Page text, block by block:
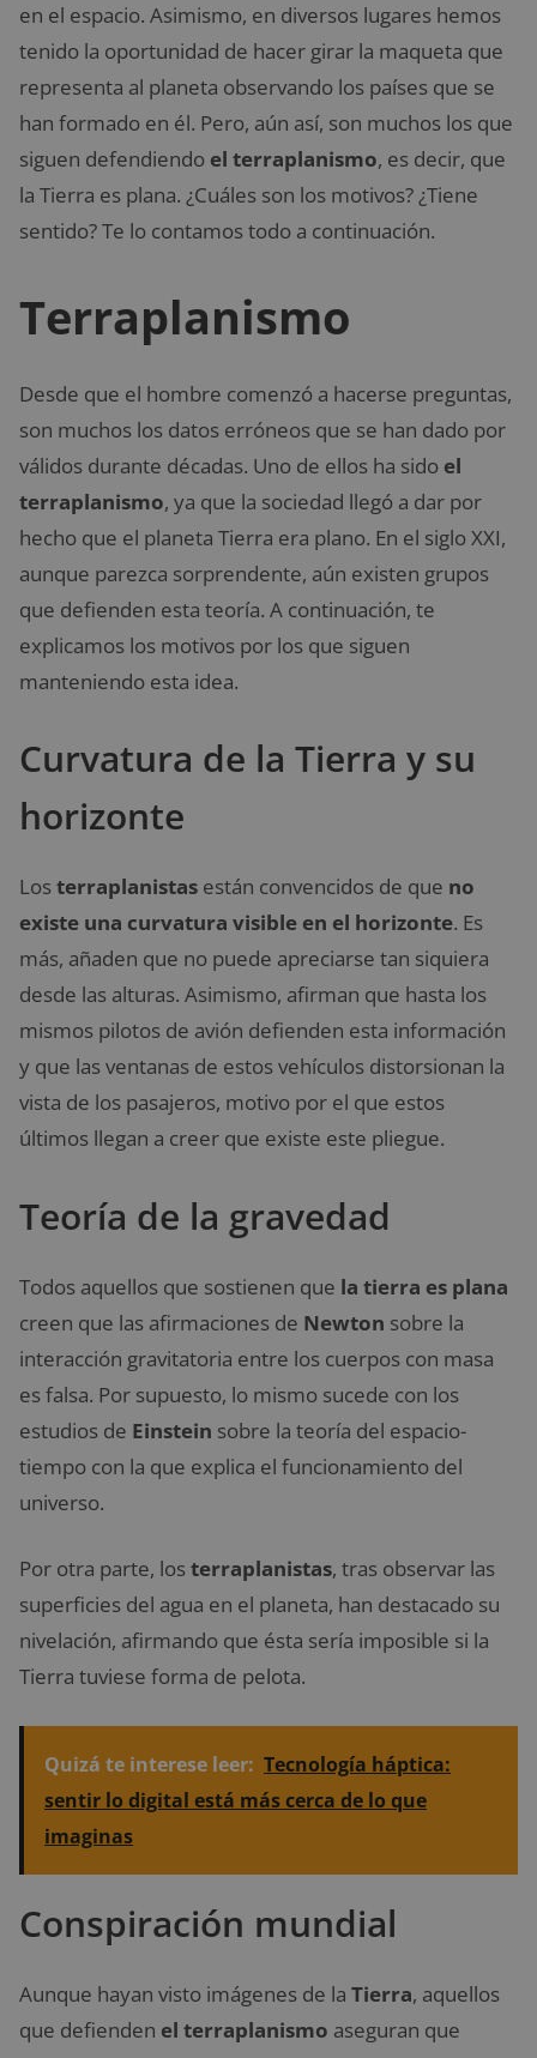
en el espacio. Asimismo, en diversos lugares hemos
tenido la oportunidad de hacer girar la maqueta que
representa al planeta observando los países que se
han formado en él. Pero, aún así, son muchos los que
siguen defendiendo el terraplanismo, es decir, que
la Tierra es plana. ¿Cuáles son los motivos? ¿Tiene
sentido? Te lo contamos todo a continuación.
Terraplanismo
Desde que el hombre comenzó a hacerse preguntas,
son muchos los datos erróneos que se han dado por
válidos durante décadas. Uno de ellos ha sido el
terraplanismo, ya que la sociedad llegó a dar por
hecho que el planeta Tierra era plano. En el siglo XXI,
aunque parezca sorprendente, aún existen grupos
que defienden esta teoría. A continuación, te
explicamos los motivos por los que siguen
manteniendo esta idea.
Curvatura de la Tierra y su
horizonte
Losterraplanistas están convencidos de que no
existe una curvatura visible en el horizonte. Es
más, añaden que no puede apreciarse tan siquiera
desde las alturas. Asimismo, afirman que hasta los
mismos pilotos de avión defienden esta información
y que las ventanas de estos vehículos distorsionan la
vista de los pasajeros, motivo por el que estos
últimos llegan a creer que existe este pliegue.
Teoría de la gravedad
Todos aquellos que sostienen que la tierra es plana
creen que las afirmaciones de Newton sobre la
interacción gravitatoria entre los cuerpos con masa
es falsa. Por supuesto, lo mismo sucede con los
estudios de Einstein sobre la teoría del espacio-
tiempo con la que explica el funcionamiento del
universo.
Por otra parte, losterraplanistas, tras observar las
superficies del agua en el planeta, han destacado su
nivelación, afirmando que ésta sería imposible si la
Tierra tuviese forma de pelota.
Quizá te interese leer: Tecnología háptica:
sentir lo digital está más cerca de lo que
imaginas
Conspiración mundial
Aunque hayan visto imágenes de la Tierra, aquellos
que defienden el terraplanismo aseguran que